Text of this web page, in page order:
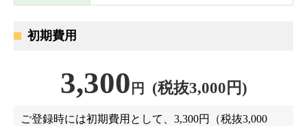
初期費用
3,300 円 (税抜3,000円)
ご登録時には初期費用として、3,300円（税抜3,000